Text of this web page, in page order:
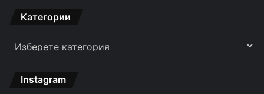
Категории
Категории
Instagram